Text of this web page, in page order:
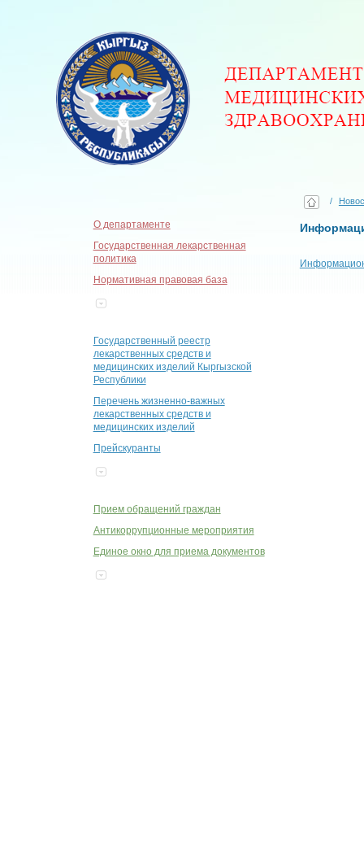
О департаменте
Государственная лекарственная
политика
Нормативная правовая база
Государственный реестр
лекарственных средств и
медицинских изделий Кыргызской
Республики
Перечень жизненно-важных
лекарственных средств и
медицинских изделий
Прейскуранты
Прием обращений граждан
Антикоррупционные мероприятия
Единое окно для приема документов
/